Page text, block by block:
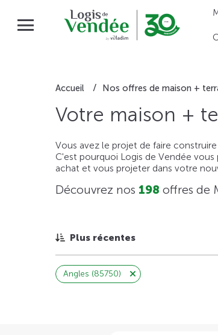
Accueil Nos offres de maison +
Votre maison +
Vous avez le projet de faire
C'est pourquoi Logis de Vendée
achat et vous projeter dans votre
Découvrez nos 198 offres de
Plus récentes
Angles (85750)